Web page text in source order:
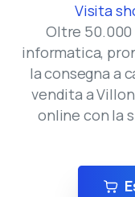
Visita
Oltre
informatica,
la consegna a
vendita a
online con la